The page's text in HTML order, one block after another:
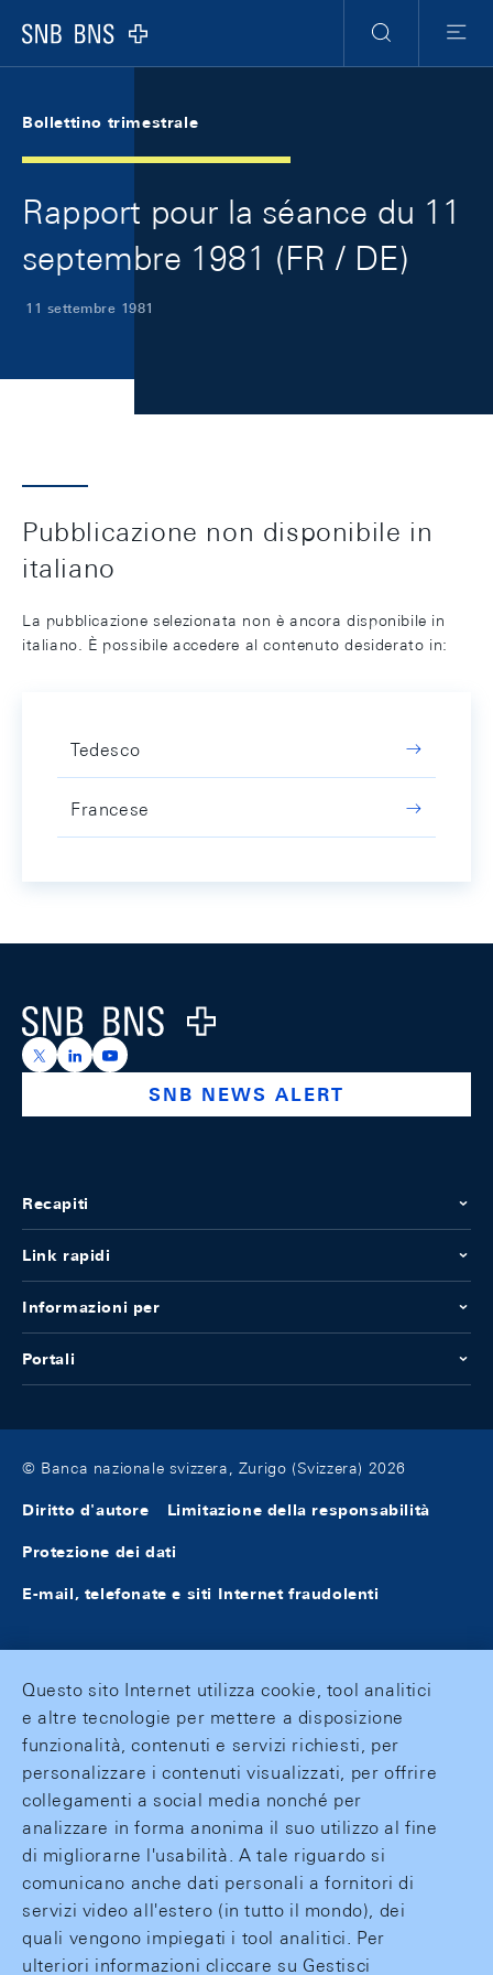
Logo
Ricerca
Menu
Bollettino trimestrale
Rapport pour la séance du 11
septembre 1981 (FR / DE)
11 settembre 1981
Pubblicazione non disponibile in
italiano
La pubblicazione selezionata non è ancora disponibile in
italiano. È possibile accedere al contenuto desiderato in:
Tedesco
Francese
Logo
https://x.com/snb_bns
https://ch.linkedin.com/company/swiss-national-
https://www.youtube.com/@swissnationalbank
SNB NEWS ALERT
Recapiti
Link rapidi
Informazioni per
Portali
© Banca nazionale svizzera, Zurigo (Svizzera) 2026
Diritto d'autore Limitazione della responsabilità
Protezione dei dati
E-mail, telefonate e siti Internet fraudolenti
Questo sito Internet utilizza cookie, tool analitici
e altre tecnologie per mettere a disposizione
funzionalità, contenuti e servizi richiesti, per
personalizzare i contenuti visualizzati, per offrire
collegamenti a social media nonché per
analizzare in forma anonima il suo utilizzo al fine
di migliorarne l'usabilità. A tale riguardo si
comunicano anche dati personali a fornitori di
servizi video all'estero (in tutto il mondo), dei
quali vengono impiegati i tool analitici. Per
ulteriori informazioni cliccare su Gestisci